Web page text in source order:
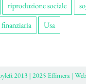
riproduzione sociale
Usa
2013 | 2025 Effimera |